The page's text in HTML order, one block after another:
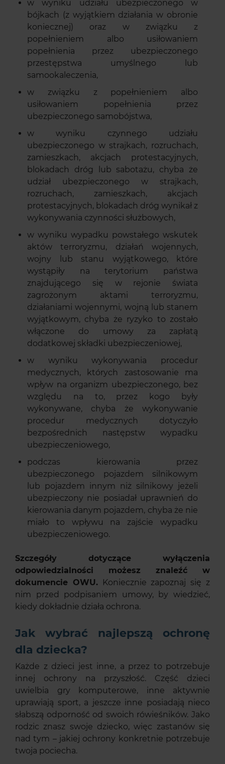
w wyniku udziału ubezpieczonego w
bójkach (z wyjątkiem działania w obronie
koniecznej) oraz w związku z
popełnieniem albo usiłowaniem
popełnienia przez ubezpieczonego
przestępstwa umyślnego lub
samookaleczenia,
w związku z popełnieniem albo
usiłowaniem popełnienia przez
ubezpieczonego samobójstwa,
w wyniku czynnego udziału
ubezpieczonego w strajkach, rozruchach,
zamieszkach, akcjach protestacyjnych,
blokadach dróg lub sabotażu, chyba że
udział ubezpieczonego w strajkach,
rozruchach, zamieszkach, akcjach
protestacyjnych, blokadach dróg wynikał z
wykonywania czynności służbowych,
w wyniku wypadku powstałego wskutek
aktów terroryzmu, działań wojennych,
wojny lub stanu wyjątkowego, które
wystąpiły na terytorium państwa
znajdującego się w rejonie świata
zagrożonym aktami terroryzmu,
działaniami wojennymi, wojną lub stanem
wyjątkowym, chyba że ryzyko to zostało
włączone do umowy za zapłatą
dodatkowej składki ubezpieczeniowej,
w wyniku wykonywania procedur
medycznych, których zastosowanie ma
wpływ na organizm ubezpieczonego, bez
względu na to, przez kogo były
wykonywane, chyba że wykonywanie
procedur medycznych dotyczyło
bezpośrednich następstw wypadku
ubezpieczeniowego,
podczas kierowania przez
ubezpieczonego pojazdem silnikowym
lub pojazdem innym niż silnikowy jeżeli
ubezpieczony nie posiadał uprawnień do
kierowania danym pojazdem, chyba że nie
miało to wpływu na zajście wypadku
ubezpieczeniowego.
Szczegóły dotyczące wyłączenia
odpowiedzialności możesz znaleźć w
dokumencie OWU.Koniecznie zapoznaj się z
nim przed podpisaniem umowy, by wiedzieć,
kiedy dokładnie działa ochrona.
Jak wybrać najlepszą ochronę
dla dziecka?
Każde z dzieci jest inne, a przez to potrzebuje
innej ochrony na przyszłość. Część dzieci
uwielbia gry komputerowe, inne aktywnie
uprawiają sport, a jeszcze inne posiadają nieco
słabszą odporność od swoich rówieśników. Jako
rodzic znasz swoje dziecko, więc zastanów się
nad tym – jakiej ochrony konkretnie potrzebuje
twoja pociecha.